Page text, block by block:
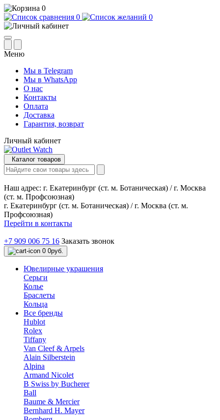
0
0
0
Меню
Мы в Telegram
Мы в WhatsApp
О нас
Контакты
Оплата
Доставка
Гарантия, возврат
Личный кабинет
Каталог товаров
Наш адрес: г. Екатеринбург (ст. м. Ботаническая) / г. Москва
(ст. м. Профсоюзная)
г. Екатеринбург (ст. м. Ботаническая) / г. Москва (ст. м.
Профсоюзная)
Перейти в контакты
+7 909 006 75 16 Заказать звонок
0 0руб.
Ювелирные украшения
Серьги
Колье
Браслеты
Кольца
Все бренды
Hublot
Rolex
Tiffany
Van Cleef & Arpels
Alain Silberstein
Alpina
Armand Nicolet
B Swiss by Bucherer
Ball
Baume & Mercier
Bernhard H. Mayer